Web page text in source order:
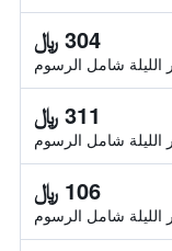
304 ﷼
الليلة شامل الرسوم
311 ﷼
الليلة شامل الرسوم
106 ﷼
الليلة شامل الرسوم